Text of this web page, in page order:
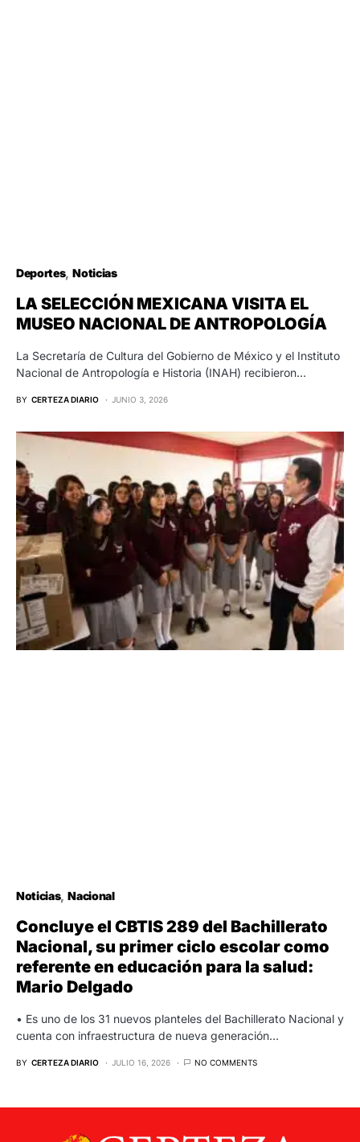
Deportes Noticias
LA SELECCIÓN MEXICANA VISITA EL
MUSEO NACIONAL DE ANTROPOLOGÍA
La Secretaría de Cultura del Gobierno de México y el Instituto
Nacional de Antropología e Historia (INAH) recibieron…
BY CERTEZA DIARIO JUNIO 3, 2026
Noticias Nacional
Concluye el CBTIS 289 del Bachillerato
Nacional, su primer ciclo escolar como
referente en educación para la salud:
Mario Delgado
• Es uno de los 31 nuevos planteles del Bachillerato Nacional y
cuenta con infraestructura de nueva generación…
BY CERTEZA DIARIO JULIO 16, 2026 NO COMMENTS